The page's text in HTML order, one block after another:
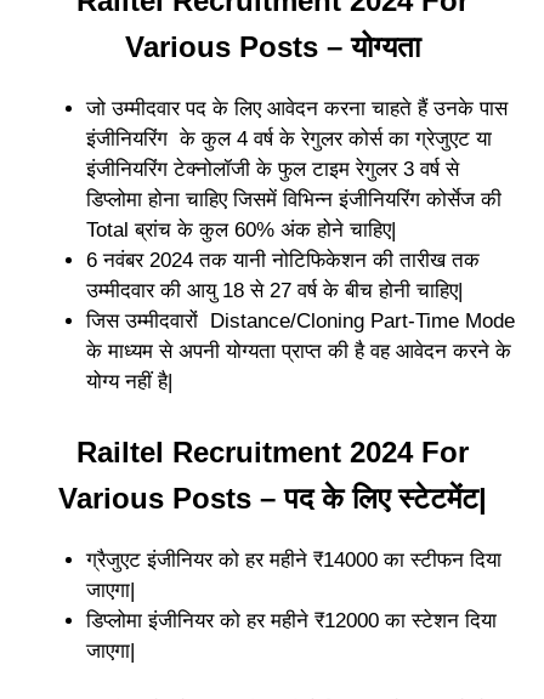
Various Posts – योग्यता
जो उम्मीदवार पद के लिए आवेदन करना चाहते हैं उनके पास
इंजीनियरिंग के कुल 4 वर्ष के रेगुलर कोर्स का ग्रेजुएट या
इंजीनियरिंग टेक्नोलॉजी के फुल टाइम रेगुलर 3 वर्ष से
डिप्लोमा होना चाहिए जिसमें विभिन्न इंजीनियरिंग कोर्सेज की
Total ब्रांच के कुल 60% अंक होने चाहिए|
6 नवंबर 2024 तक यानी नोटिफिकेशन की तारीख तक
उम्मीदवार की आयु 18 से 27 वर्ष के बीच होनी चाहिए|
जिस उम्मीदवारों Distance/Cloning Part-Time Mode
के माध्यम से अपनी योग्यता प्राप्त की है वह आवेदन करने के
योग्य नहीं है|
Railtel Recruitment 2024 For
Various Posts – पद के लिए स्टेटमेंट|
ग्रैजुएट इंजीनियर को हर महीने ₹14000 का स्टीफन दिया
जाएगा|
डिप्लोमा इंजीनियर को हर महीने ₹12000 का स्टेशन दिया
जाएगा|